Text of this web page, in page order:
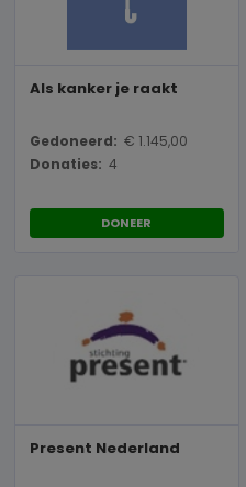
Als kanker je raakt
Gedoneerd: € 1.145,00
Donaties: 4
DONEER
Present Nederland